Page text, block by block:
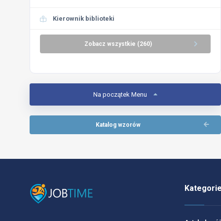
Kierownik biblioteki
Zobacz wszystkie (260)
Na początek Menu
Katalog wzorów